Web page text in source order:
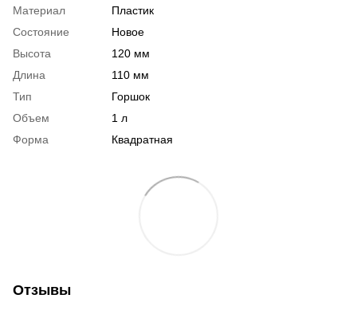
Материал
Пластик
Состояние
Новое
Высота
120 мм
Длина
110 мм
Тип
Горшок
Объем
1 л
Форма
Квадратная
Отзывы